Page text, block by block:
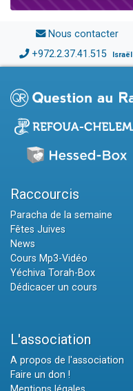
Nous contacter
+972.2.37.41.515 Israël
Raccourcis
Paracha de la semaine
Fêtes Juives
News
Cours Mp3-Vidéo
Yéchiva Torah-Box
Dédicacer un cours
L'association
A propos de l'association
Faire un don !